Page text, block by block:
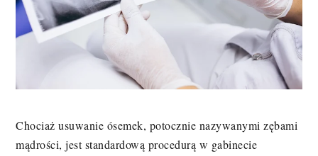
Chociaż usuwanie ósemek, potocznie nazywanymi zębami
mądrości, jest standardową procedurą w gabinecie